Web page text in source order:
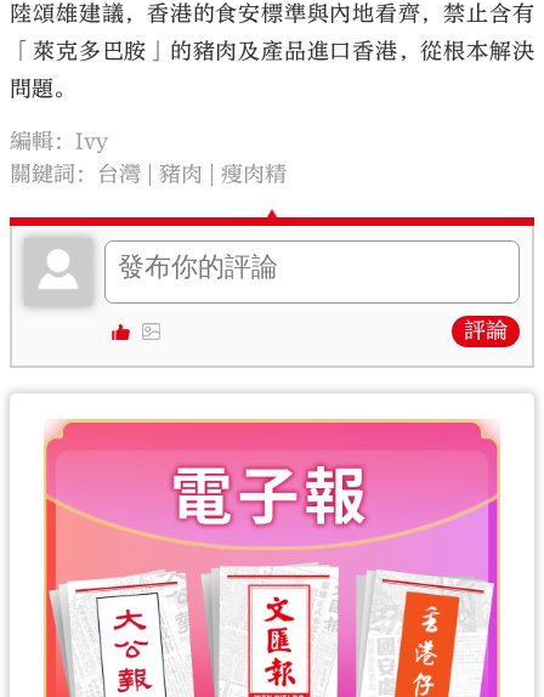
陸頌雄建議，香港的食安標準與內地看齊，禁止含有
「萊克多巴胺」的豬肉及產品進口香港，從根本解決
問題。
編輯：Ivy
關鍵詞： 台灣 豬肉 瘦肉精
評論